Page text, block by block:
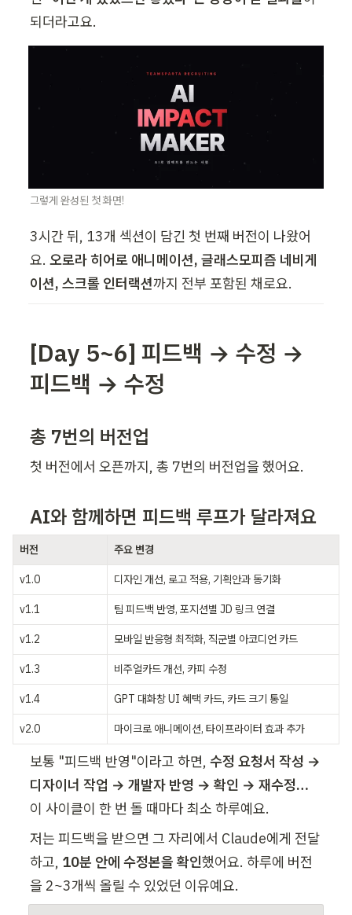
되더라고요.
그렇게 완성된 첫 화면!
3시간 뒤, 13개 섹션이 담긴 첫 번째 버전이 나왔어
요. 오로라 히어로 애니메이션, 글래스모피즘 네비게
이션, 스크롤 인터랙션까지 전부 포함된 채로요.
[Day 5~6] 피드백 → 수정 →
피드백 → 수정
총 7번의 버전업
첫 버전에서 오픈까지, 총 7번의 버전업을 했어요.
AI와 함께하면 피드백 루프가 달라져요
버전 주요 변경
v1.0 디자인 개선, 로고 적용, 기획안과 동기화
v1.1 팀 피드백 반영, 포지션별 JD 링크 연결
v1.2 모바일 반응형 최적화, 직군별 아코디언 카드
v1.3 비주얼카드 개선, 카피 수정
v1.4 GPT 대화창 UI 혜택 카드, 카드 크기 통일
v2.0 마이크로 애니메이션, 타이프라이터 효과 추가
보통 "피드백 반영"이라고 하면, 수정 요청서 작성 →
디자이너 작업 → 개발자 반영 → 확인 → 재수정…
이 사이클이 한 번 돌 때마다 최소 하루예요.
저는 피드백을 받으면 그 자리에서 Claude에게 전달
하고, 10분 안에 수정본을 확인했어요. 하루에 버전
을 2~3개씩 올릴 수 있었던 이유예요.